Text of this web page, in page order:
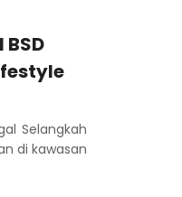
Selangkah
di kawasan